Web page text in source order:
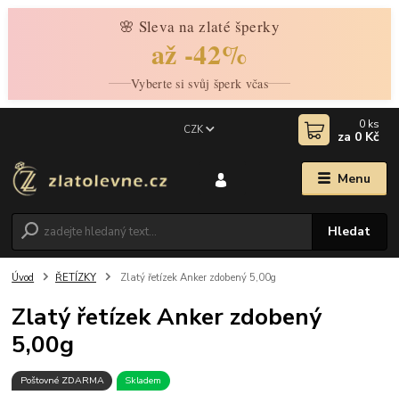
🌸 Sleva na zlaté šperky
až -42%
Vyberte si svůj šperk včas
Menu
CZK
Hledat
0 ks
za 0 Kč
Úvod ŘETÍZKY Zlatý řetízek Anker zdobený 5,00g
Zlatý řetízek Anker zdobený
5,00g
Poštovné ZDARMA Skladem